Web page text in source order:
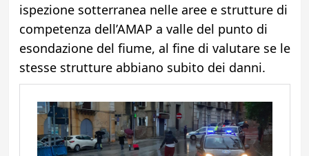
ispezione sotterranea nelle aree e strutture di
competenza dell’AMAP a valle del punto di
esondazione del fiume, al fine di valutare se le
stesse strutture abbiano subito dei danni.